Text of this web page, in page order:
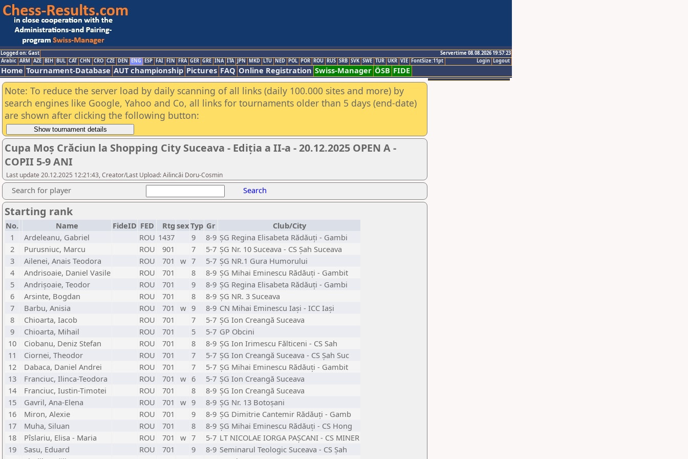
Logged on: Gast
Servertime 08.08.2026 19:57:23
Logout
Login
Arabic ARM AZE BIH BUL CAT CHN CRO CZE DEN ENG ESP FAI FIN FRA GER GRE INA ITA JPN MKD LTU NED POL POR ROU RUS SRB SVK SWE TUR UKR VIE FontSize:11pt
Home Tournament-Database AUT championship Pictures FAQ Online Registration Swiss-Manager ÖSB FIDE
Note: To reduce the server load by daily scanning of all links (daily 100.000 sites and more) by
search engines like Google, Yahoo and Co, all links for tournaments older than 5 days (end-date)
are shown after clicking the following button:
Cupa Moș Crăciun la Shopping City Suceava - Ediția a II-a - 20.12.2025 OPEN A -
COPII 5-9 ANI
Last update 20.12.2025 12:21:43, Creator/Last Upload: Ailincăi Doru-Cosmin
Search for player Search
Starting rank
No. Name FideID FED Rtg sexTyp Gr
Club/City
1
Ardeleanu, Gabriel ROU 1437 9 8-9 ȘG Regina Elisabeta Rădăuți - Gambi
2
Purusniuc, Marcu ROU 901 7 5-7 ȘG Nr. 10 Suceava - CS Șah Suceava
3
Ailenei, Anais Teodora ROU 701 w 7 5-7 ȘG NR.1 Gura Humorului
4
Andrisoaie, Daniel Vasile ROU 701 8 8-9 ȘG Mihai Eminescu Rădăuți - Gambit
5
Andrișoaie, Teodor ROU 701 9 8-9 ȘG Regina Elisabeta Rădăuți - Gambi
6
Arsinte, Bogdan ROU 701 8 8-9 ȘG NR. 3 Suceava
7
Barbu, Anisia ROU 701 w 9 8-9 CN Mihai Eminescu Iași - ICC Iași
8
Chioarta, Iacob ROU 701 7 5-7 ȘG Ion Creangă Suceava
9
Chioarta, Mihail ROU 701 5 5-7 GP Obcini
10
Ciobanu, Deniz Stefan ROU 701 8 8-9 ȘG Ion Irimescu Fălticeni - CS Sah
11
Ciornei, Theodor ROU 701 7 5-7 ȘG Ion Creangă Suceava - CS Șah Suc
12
Dabaca, Daniel Andrei ROU 701 7 5-7 ȘG Mihai Eminescu Rădăuți - Gambit
13
Franciuc, Ilinca-Teodora ROU 701 w 6 5-7 ȘG Ion Creangă Suceava
14
Franciuc, Iustin-Timotei ROU 701 8 8-9 ȘG Ion Creangă Suceava
15
Gavril, Ana-Elena ROU 701 w 9 8-9 ȘG Nr. 13 Botoșani
16
Miron, Alexie ROU 701 9 8-9 ȘG Dimitrie Cantemir Rădăuți - Gamb
17
Muha, Siluan ROU 701 8 8-9 ȘG Mihai Eminescu Rădăuți - CS Hong
18
Pîslariu, Elisa - Maria ROU 701 w 7 5-7 LT NICOLAE IORGA PAȘCANI - CS MINER
19
Sasu, Eduard ROU 701 9 8-9 Seminarul Teologic Suceava - CS Șah